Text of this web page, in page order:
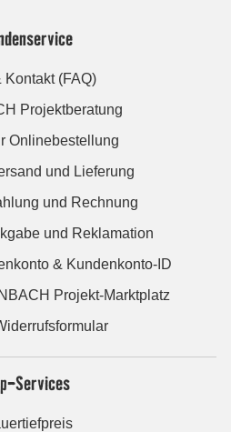
Kontakt (FAQ)
Projektberatung
Onlinebestellung
und Lieferung
und Rechnung
und Reklamation
& Kundenkonto-ID
Projekt-Marktplatz
Services